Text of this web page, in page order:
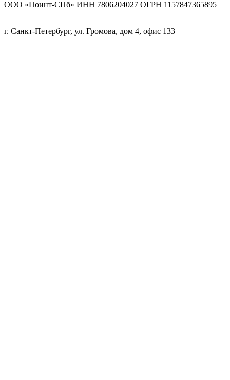
ООО «Поинт-СПб» ИНН 7806204027 ОГРН 1157847365895
г. Санкт-Петербург, ул. Громова, дом 4, офис 133